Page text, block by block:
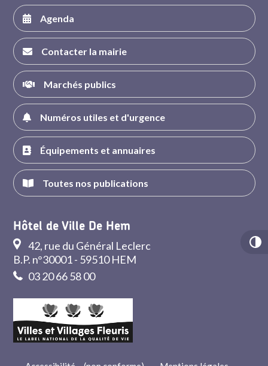
Agenda
Contacter la mairie
Marchés publics
Numéros utiles et d'urgence
Équipements et annuaires
Toutes nos publications
Hôtel de Ville De Hem
42, rue du Général Leclerc
B.P. n°30001 - 59510 HEM
03 20 66 58 00